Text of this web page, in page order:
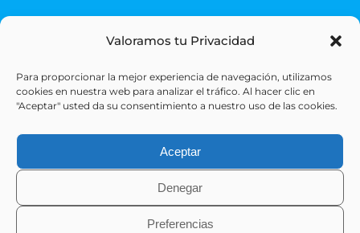
Valoramos tu Privacidad
Para proporcionar la mejor experiencia de navegación, utilizamos
cookies en nuestra web para analizar el tráfico. Al hacer clic en
"Aceptar" usted da su consentimiento a nuestro uso de las cookies.
Aceptar
Denegar
Preferencias
© Copyright 1993 -2026 | Sigesa Sistemas de Gestión
Sanitaria | All Rights Reserved